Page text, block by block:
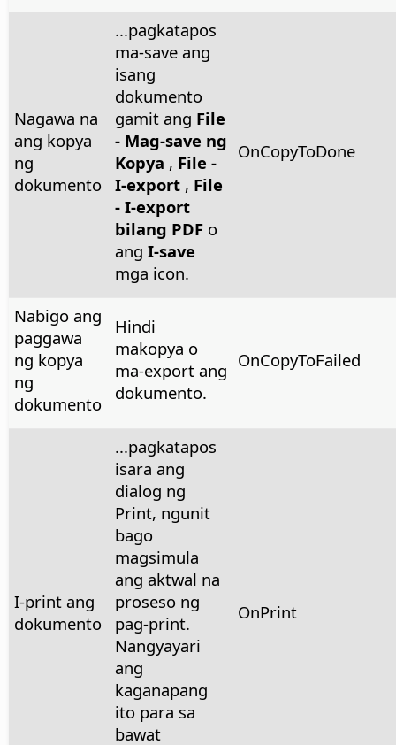
Nagawa na
ang kopya
ng
dokumento
...pagkatapos
ma-save ang
isang
dokumento
gamit ang File
- Mag-save ng
Kopya , File -
I-export, File
- I-export
bilang PDFo
ang I-save
mga icon.
OnCopyToDone
Nabigo ang
paggawa
ng kopya
ng
dokumento
Hindi
makopya o
ma-export ang
dokumento.
OnCopyToFailed
I-print ang
dokumento
...pagkatapos
isara ang
dialog ng
Print, ngunit
bago
magsimula
ang aktwal na
proseso ng
pag-print.
Nangyayari
ang
kaganapang
ito para sa
bawat
OnPrint